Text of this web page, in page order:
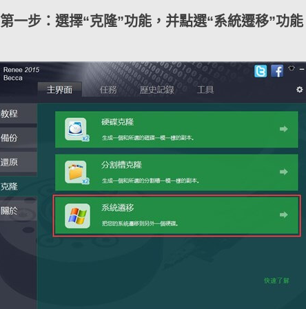
第一步：選擇“克隆”功能，并點選“系統遷移”功